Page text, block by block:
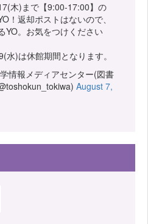
木)まで【9:00-17:00】の
！返却ポストはないので、
YO。お気をつけください
)は休館期間となります。
情報メディアセンター(図書
August 7,